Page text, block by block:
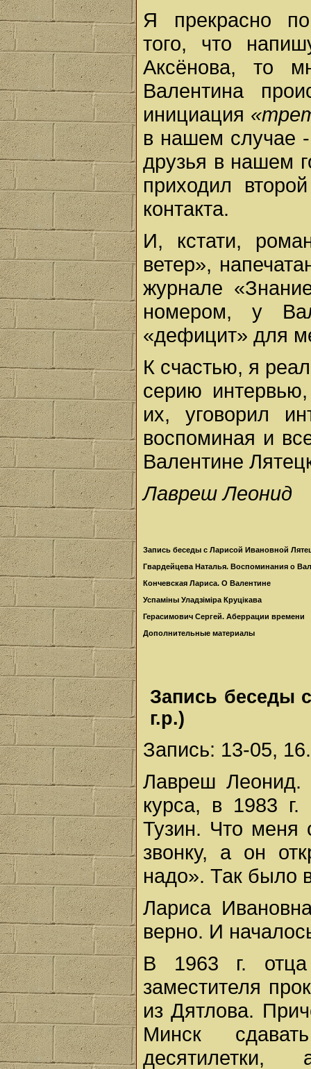
Я прекрасно
того, что
Аксёнова, то
Валентина
инициация
в нашем случае
друзья в нашем
приходил
контакта.
И, кстати,
ветер»,
журнале
номером, у
«дефицит» для
К счастью, я
серию
их, уговорил
воспоминая и
Валентине
Лавреш Леонид
Запись беседы с Ларисой Ивановной
Гвардейцева Наталья. Воспоминания о
Кончевская Лариса. О Валентине
Успаміны Уладзіміра Круцікава
Герасимович Сергей. Аберрации времени
Дополнительные материалы
Запись беседы
г.р.)
Запись: 13-05,
Лавреш Леонид.
курса, в 1983
Тузин. Что меня
звонку, а он
надо». Так было
Лариса
верно. И
В 1963 г.
заместителя
из Дятлова.
Минск